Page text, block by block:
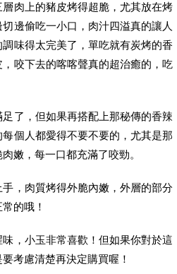
肉上的豬皮烤得超脆，尤其放在烤
邊偷吃一小口，肉汁四溢真的讓人
味得太完美了，單吃就有炭烤的香
咬下去的喀喀聲真的超治癒的，吃
了，但如果再搭配上那秘傳的香辣
個人都愛得不要不要的，尤其是那
嫩，每一口都充滿了咬勁。
，肉質烤得外脆內嫩，外層的部分
的哦！
，小玉非常喜歡！但如果你對於這
考慮清楚再決定購買喔！